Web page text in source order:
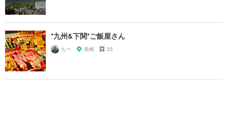
*九州&下関*ご飯屋さん
ちー 長崎 25